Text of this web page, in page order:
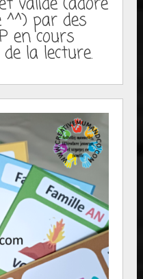
par des
en cours
la lecture.